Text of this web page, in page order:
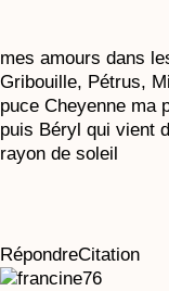
mes amours dans
Gribouille, Pétrus,
puce Cheyenne ma
puis Béryl qui vient
rayon de soleil
RépondreCitation